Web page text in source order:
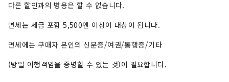
다른 할인과의 병용은 할 수 없습니다.
면세는 세금 포함 5,500엔 이상이 대상이 됩니다.
면세에는 구매자 본인의 신분증/여권/통행증/기타
(방일 여행객임을 증명할 수 있는 것)이 필요합니다.